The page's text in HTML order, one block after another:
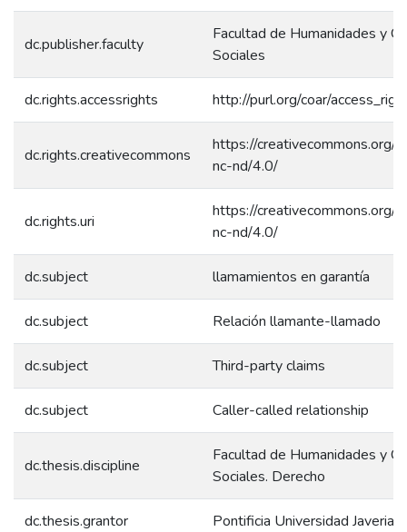
dc.publisher.faculty
Facultad de Humanidades y
Sociales
dc.rights.accessrights http://purl.org/coar/
dc.rights.creativecommons
https://creativecommons.org/
nc-nd/4.0/
dc.rights.uri
https://creativecommons.org/
nc-nd/4.0/
dc.subject llamamientos en garantía
dc.subject Relación llamante-llamado
dc.subject Third-party claims
dc.subject Caller-called relationship
dc.thesis.discipline
Facultad de Humanidades y
Sociales. Derecho
dc.thesis.grantor Pontificia Universidad